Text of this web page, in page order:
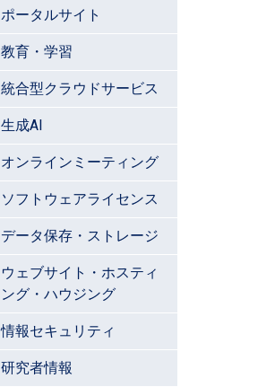
ポータルサイト
教育・学習
統合型クラウドサービス
生成AI
オンラインミーティング
ソフトウェアライセンス
データ保存・ストレージ
ウェブサイト・ホスティ
ング・ハウジング
情報セキュリティ
研究者情報